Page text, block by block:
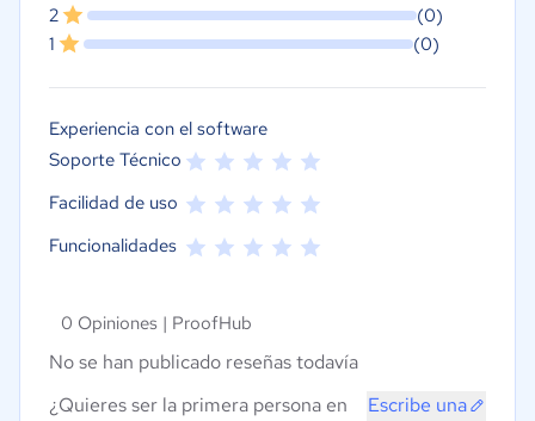
2
(0)
1
(0)
Experiencia con el software
Soporte Técnico
Facilidad de uso
Funcionalidades
0 Opiniones | ProofHub
No se han publicado reseñas todavía
¿Quieres ser la primera persona en
Escribe una